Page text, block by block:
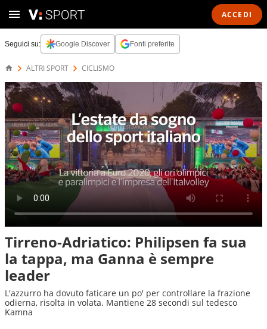
ACCEDI
Seguici su: Google Discover Fonti preferite
ALTRI SPORT CICLISMO
Tirreno-Adriatico: Philipsen fa sua
la tappa, ma Ganna è sempre
leader
L'azzurro ha dovuto faticare un po' per controllare la frazione
odierna, risolta in volata. Mantiene 28 secondi sul tedesco
Kamna